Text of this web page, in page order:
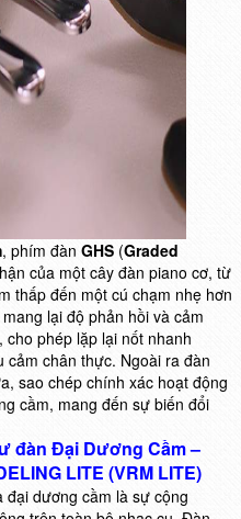
, phím đàn GHS (Graded
của một cây đàn piano cơ, từ
thấp đến một cú chạm nhẹ hơn
mang lại độ phản hồi và cảm
phép lặp lại nốt nhanh
cảm chân thực. Ngoài ra đàn
sao chép chính xác hoạt động
cầm, mang đến sự biến đổi
đàn Đại Dương Cầm –
LITE (VRM LITE)
dương cầm là sự cộng